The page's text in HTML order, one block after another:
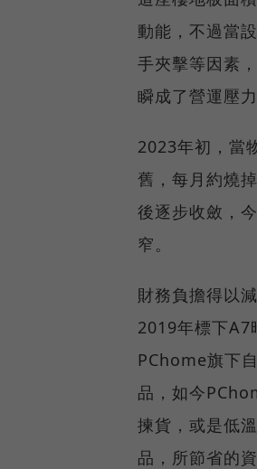
動能，不過當
手夾擊等因素
瞬成了營運壓力
2023年初，當
舊，每月約燒
後逐步收斂，
窄。
財務負擔得以
2019年標下A7
PChome旗下
品，如今
揀貨，或是低
品，所節省的